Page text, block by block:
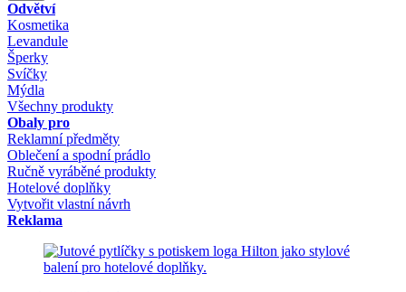
Odvětví
Kosmetika
Levandule
Šperky
Svíčky
Mýdla
Všechny produkty
Obaly pro
Reklamní předměty
Oblečení a spodní prádlo
Ručně vyráběné produkty
Hotelové doplňky
Vytvořit vlastní návrh
Reklama